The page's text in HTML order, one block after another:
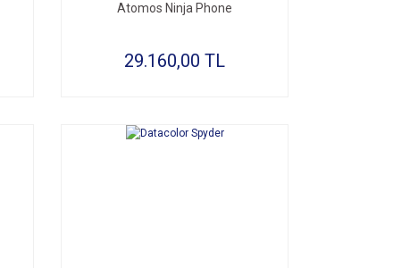
Atomos Ninja Phone
29.160,00 TL